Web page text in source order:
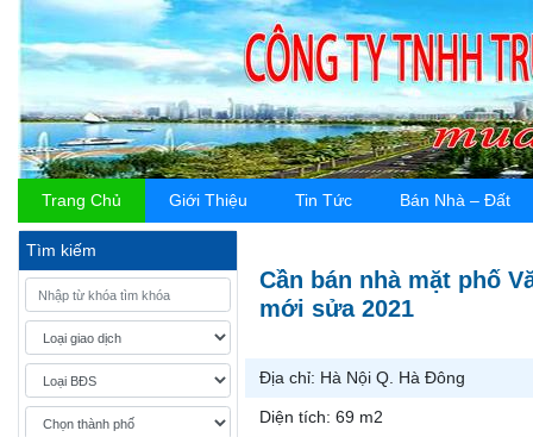
Trang Chủ Giới Thiệu Tin Tức Bán Nhà – Đất
Tìm kiếm
Cần bán nhà mặt phố
mới sửa 2021
Địa chỉ: Hà Nội Q. Hà Đông
Diện tích: 69 m2